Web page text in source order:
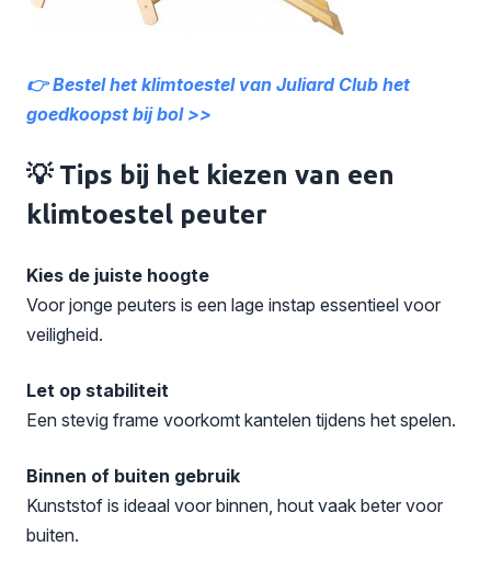
👉 Bestel het klimtoestel van Juliard Club het
goedkoopst bij bol >>
💡 Tips bij het kiezen van een
klimtoestel peuter
Kies de juiste hoogte
Voor jonge peuters is een lage instap essentieel voor
veiligheid.
Let op stabiliteit
Een stevig frame voorkomt kantelen tijdens het spelen.
Binnen of buiten gebruik
Kunststof is ideaal voor binnen, hout vaak beter voor
buiten.